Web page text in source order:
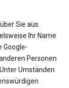
Sie aus
Ihr Name
Google-
Personen
Umständen